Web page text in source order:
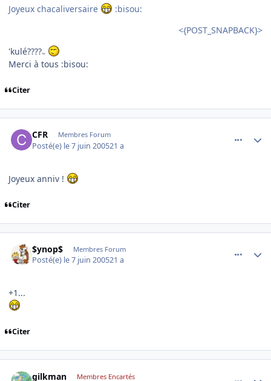
Joyeux chacaliversaire
:bisou:
<{POST_SNAPBACK}>
'kulé????TM
Merci à tous :bisou:
Citer
CFR Membres Forum
Posté(e) le 7 juin 200521 a
Joyeux anniv !
Citer
$ynop$ Membres Forum
Posté(e) le 7 juin 200521 a
+1...
Citer
gilkman Membres Encartés